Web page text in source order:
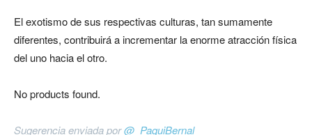
El exotismo de sus respectivas culturas, tan sumamente
diferentes, contribuirá a incrementar la enorme atracción física
del uno hacia el otro.
No products found.
Sugerencia enviada por@_PaquiBernal